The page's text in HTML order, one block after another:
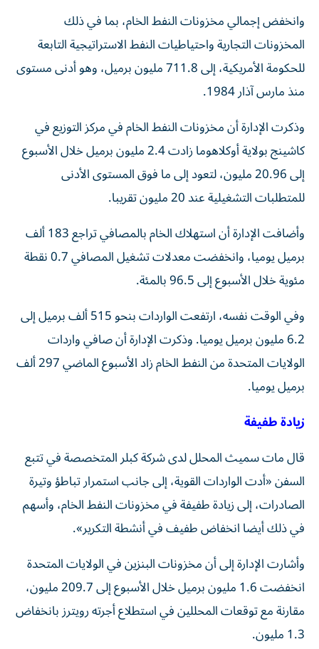
وانخفض إجمالي مخزونات النفط الخام، بما في ذلك
المخزونات التجارية واحتياطيات النفط الاستراتيجية التابعة
للحكومة الأمريكية، إلى 711.8 مليون ‌برميل، وهو أدنى مستوى
منذ مارس آذار 1984.
وذكرت الإدارة أن مخزونات النفط ⁠الخام في مركز التوزيع في
كاشينج بولاية أوكلاهوما زادت 2.4 مليون برميل خلال الأسبوع
إلى 20.96 مليون، لتعود إلى ما فوق المستوى الأدنى
للمتطلبات التشغيلية عند 20 مليون تقريبا.
وأضافت الإدارة أن استهلاك الخام بالمصافي تراجع 183 ألف
برميل يوميا، وانخفضت معدلات تشغيل المصافي 0.7 نقطة
مئوية خلال الأسبوع إلى ​96.5 بالمئة.
وفي الوقت نفسه، ارتفعت الواردات بنحو 515 ألف برميل ‌إلى
6.2 مليون برميل يوميا. وذكرت الإدارة أن صافي واردات
الولايات المتحدة من النفط الخام زاد الأسبوع الماضي 297 ألف
برميل يوميا.
زيادة طفيفة ⁠
قال مات سميث المحلل لدى شركة كبلر المتخصصة في تتبع
السفن «أدت الواردات القوية، إلى جانب استمرار تباطؤ وتيرة
الصادرات، إلى زيادة طفيفة في مخزونات ​النفط الخام، ‌وأسهم
في ذلك أيضا انخفاض طفيف في أنشطة التكرير».
وأشارت الإدارة إلى أن ‌مخزونات البنزين في الولايات المتحدة
انخفضت 1.6 مليون برميل خلال الأسبوع إلى 209.7 مليون،
مقارنة مع توقعات المحللين في استطلاع ⁠أجرته رويترز بانخفاض
1.3 مليون.